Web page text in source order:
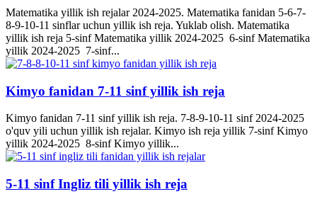
Matematika yillik ish rejalar 2024-2025. Matematika fanidan 5-6-7-
8-9-10-11 sinflar uchun yillik ish reja. Yuklab olish. Matematika
yillik ish reja 5-sinf Matematika yillik 2024-2025 6-sinf Matematika
yillik 2024-2025 7-sinf...
Kimyo fanidan 7-11 sinf yillik ish reja
Kimyo fanidan 7-11 sinf yillik ish reja. 7-8-9-10-11 sinf 2024-2025
o'quv yili uchun yillik ish rejalar. Kimyo ish reja yillik 7-sinf Kimyo
yillik 2024-2025 8-sinf Kimyo yillik...
5-11 sinf Ingliz tili yillik ish reja